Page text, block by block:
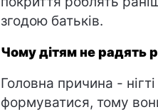
згодою батьків.
Чому дітям не радять
Головна причина -
формуватися, тому